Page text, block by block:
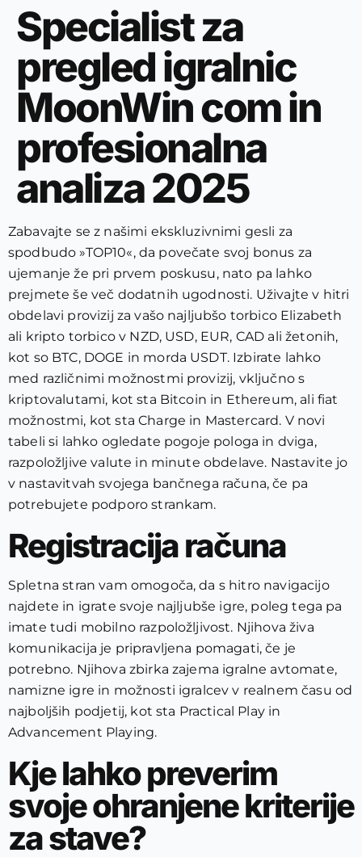
Specialist za
pregled igralnic
MoonWin com in
profesionalna
analiza 2025
Zabavajte se z našimi ekskluzivnimi gesli za
spodbudo »TOP10«, da povečate svoj bonus za
ujemanje že pri prvem poskusu, nato pa lahko
prejmete še več dodatnih ugodnosti. Uživajte v hitri
obdelavi provizij za vašo najljubšo torbico Elizabeth
ali kripto torbico v NZD, USD, EUR, CAD ali žetonih,
kot so BTC, DOGE in morda USDT. Izbirate lahko
med različnimi možnostmi provizij, vključno s
kriptovalutami, kot sta Bitcoin in Ethereum, ali fiat
možnostmi, kot sta Charge in Mastercard. V novi
tabeli si lahko ogledate pogoje pologa in dviga,
razpoložljive valute in minute obdelave. Nastavite jo
v nastavitvah svojega bančnega računa, če pa
potrebujete podporo strankam.
Registracija računa
Spletna stran vam omogoča, da s hitro navigacijo
najdete in igrate svoje najljubše igre, poleg tega pa
imate tudi mobilno razpoložljivost. Njihova živa
komunikacija je pripravljena pomagati, če je
potrebno. Njihova zbirka zajema igralne avtomate,
namizne igre in možnosti igralcev v realnem času od
najboljših podjetij, kot sta Practical Play in
Advancement Playing.
Kje lahko preverim
svoje ohranjene kriterije
za stave?